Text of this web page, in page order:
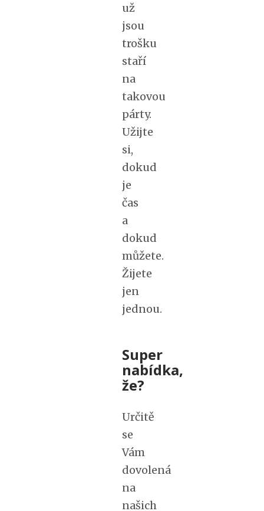
už
jsou
trošku
staří
na
takovou
párty.
Užijte
si,
dokud
je
čas
a
dokud
můžete.
Žijete
jen
jednou.
Super
nabídka,
že?
Určitě
se
Vám
dovolená
na
našich